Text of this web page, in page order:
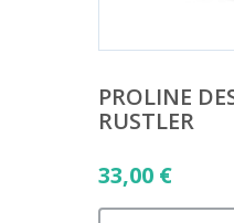
PROLINE
RUSTLER
33,00 €